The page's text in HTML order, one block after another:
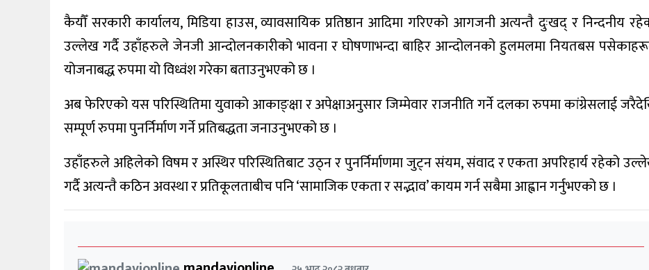
कैयौँ सरकारी कार्यालय, मिडिया हाउस, व्यावसायिक प्रतिष्ठान आदिमा गरिएको आगजनी अत्यन्तै दुःखद् र निन्दनीय
उल्लेख गर्दै उहाँहरुले जेनजी आन्दोलनकारीको भावना र घोषणाभन्दा बाहिर आन्दोलनको हुलमलमा नियतबस
योजनाबद्ध रुपमा यो विध्वंश गरेका बताउनुभएको छ ।
अब फेरिएको यस परिस्थितिमा युवाको आकाङ्क्षा र अपेक्षाअनुसार जिम्मेवार राजनीति गर्ने दलका रुपमा कांग्रेसलाई
सम्पूर्ण रुपमा पुनर्निर्माण गर्ने प्रतिबद्धता जनाउनुभएको छ ।
उहाँहरुले अहिलेको विषम र अस्थिर परिस्थितिबाट उठ्न र पुनर्निर्माणमा जुट्न संयम, संवाद र एकता अपरिहार्य रहेको
गर्दै अत्यन्तै कठिन अवस्था र प्रतिकूलताबीच पनि ‘सामाजिक एकता र सद्भाव’ कायम गर्न सबैमा आह्वान गर्नुभएको छ ।